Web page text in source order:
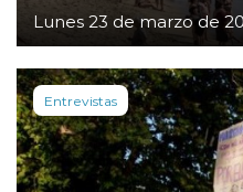
Lunes 23 de marzo de
Entrevistas